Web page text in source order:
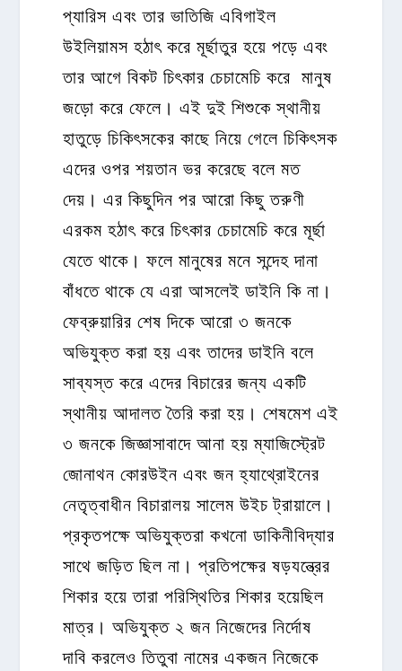
প্যারিস এবং তার ভাতিজি এবিগাইল
উইলিয়ামস হঠাৎ করে মূর্ছাতুর হয়ে পড়ে এবং
তার আগে বিকট চিৎকার চেচামেচি করে মানুষ
জড়ো করে ফেলে। এই দুই শিশুকে স্থানীয়
হাতুড়ে চিকিৎসকের কাছে নিয়ে গেলে চিকিৎসক
এদের ওপর শয়তান ভর করেছে বলে মত
দেয়। এর কিছুদিন পর আরো কিছু তরুণী
এরকম হঠাৎ করে চিৎকার চেচামেচি করে মূর্ছা
যেতে থাকে। ফলে মানুষের মনে সন্দেহ দানা
বাঁধতে থাকে যে এরা আসলেই ডাইনি কি না।
ফেব্রুয়ারির শেষ দিকে আরো ৩ জনকে
অভিযুক্ত করা হয় এবং তাদের ডাইনি বলে
সাব্যস্ত করে এদের বিচারের জন্য একটি
স্থানীয় আদালত তৈরি করা হয়। শেষমেশ এই
৩ জনকে জিজ্ঞাসাবাদে আনা হয় ম্যাজিস্ট্রেট
জোনাথন কোরউইন এবং জন হ্যাথ্রোইনের
নেতৃত্বাধীন বিচারালয় সালেম উইচ ট্রায়ালে।
প্রকৃতপক্ষে অভিযুক্তরা কখনো ডাকিনীবিদ্যার
সাথে জড়িত ছিল না। প্রতিপক্ষের ষড়যন্ত্রের
শিকার হয়ে তারা পরিস্থিতির শিকার হয়েছিল
মাত্র। অভিযুক্ত ২ জন নিজেদের নির্দোষ
দাবি করলেও তিতুবা নামের একজন নিজেকে